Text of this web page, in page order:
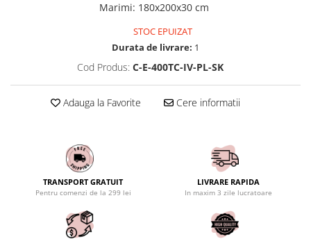
Marimi: 180x200x30 cm
STOC EPUIZAT
Durata de livrare: 1
Cod Produs: C-E-400TC-IV-PL-SK
Adauga la Favorite Cere informatii
TRANSPORT GRATUIT
Pentru comenzi de la 299 lei
LIVRARE RAPIDA
In maxim 3 zile lucratoare